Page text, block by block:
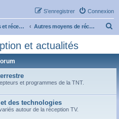
Connexion
S’enregistrer
Forums feeds et réception TV numérique Autres moyens de réception et actualités
et actualités
et programmes de la TNT.
des technologies
autour de la réception TV.